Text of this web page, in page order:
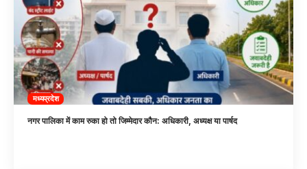
मध्यप्रदेश
नगर पालिका में काम रुका हो तो जिम्मेदार कौन: अधिकारी, अध्यक्ष या पार्षद